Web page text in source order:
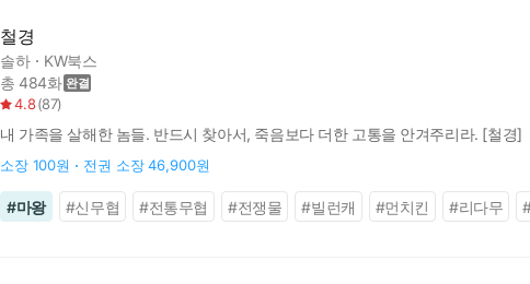
철경
솔하
KW북스
총 484화
4.8(87)
내 가족을 살해한 놈들. 반드시 찾아서, 죽음보다 더한 고통을 안겨주리라. [철경]
소장 100원 전권 소장 46,900원
#마왕 #신무협 #전통무협 #전쟁물 #빌런캐 #먼치킨 #리다무